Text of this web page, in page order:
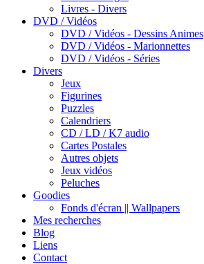
Livres - Divers
DVD / Vidéos
DVD / Vidéos - Dessins Animes
DVD / Vidéos - Marionnettes
DVD / Vidéos - Séries
Divers
Jeux
Figurines
Puzzles
Calendriers
CD / LD / K7 audio
Cartes Postales
Autres objets
Jeux vidéos
Peluches
Goodies
Fonds d'écran || Wallpapers
Mes recherches
Blog
Liens
Contact